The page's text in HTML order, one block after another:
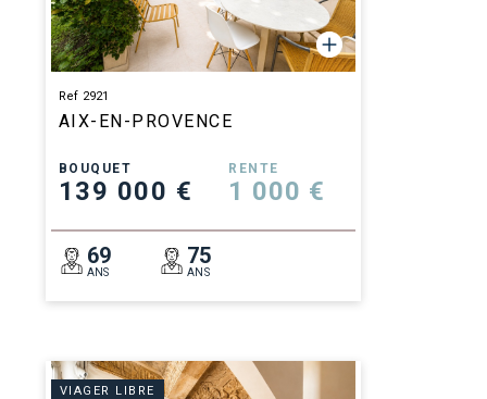
Ref 2921
AIX-EN-PROVENCE
BOUQUET
139 000 €
RENTE
1 000 €
69
ANS
75
ANS
VIAGER LIBRE